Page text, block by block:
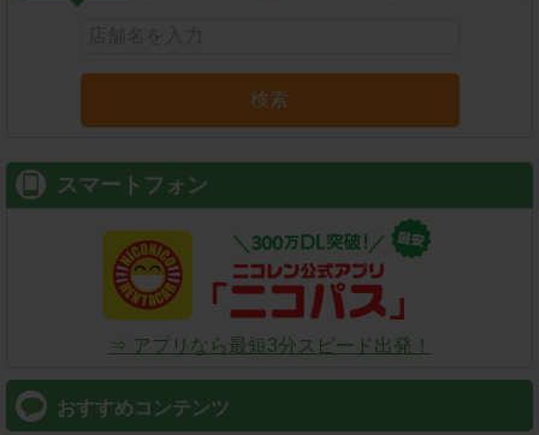
検索
スマートフォン
⇒ アプリなら最短3分スピード出発！
おすすめコンテンツ